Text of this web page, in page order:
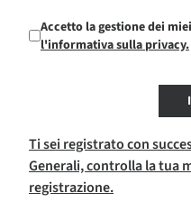
Accetto la gestione dei
l'informativa sulla privacy.
Ti sei registrato con
Generali, controlla la tua
registrazione.